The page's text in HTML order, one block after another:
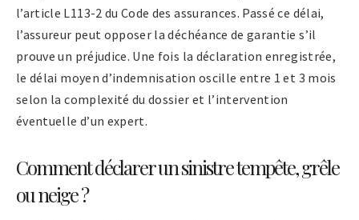
l’article L113-2 du Code des assurances. Passé ce délai,
l’assureur peut opposer la déchéance de garantie s’il
prouve un préjudice. Une fois la déclaration enregistrée,
le délai moyen d’indemnisation oscille entre 1 et 3 mois
selon la complexité du dossier et l’intervention
éventuelle d’un expert.
Comment déclarer un sinistre tempête, grêle
ou neige ?